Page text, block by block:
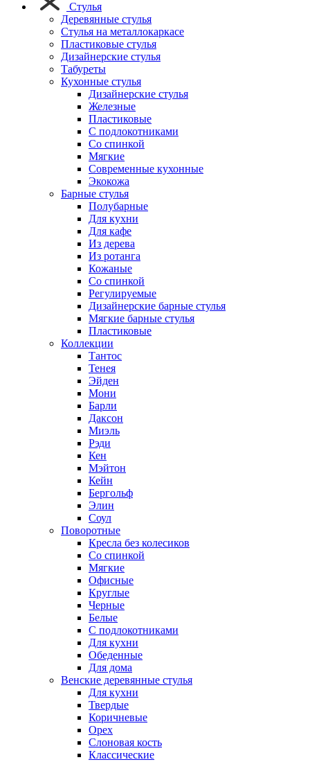
Стулья
Деревянные стулья
Стулья на металлокаркасе
Пластиковые стулья
Дизайнерские стулья
Табуреты
Кухонные стулья
Дизайнерские стулья
Железные
Пластиковые
С подлокотниками
Со спинкой
Мягкие
Современные кухонные
Экокожа
Барные стулья
Полубарные
Для кухни
Для кафе
Из дерева
Из ротанга
Кожаные
Со спинкой
Регулируемые
Дизайнерские барные стулья
Мягкие барные стулья
Пластиковые
Коллекции
Тантос
Тенея
Эйден
Мони
Барли
Даксон
Миэль
Рэди
Кен
Мэйтон
Кейн
Бергольф
Элин
Соул
Поворотные
Кресла без колесиков
Со спинкой
Мягкие
Офисные
Круглые
Черные
Белые
С подлокотниками
Для кухни
Обеденные
Для дома
Венские деревянные стулья
Для кухни
Твердые
Коричневые
Орех
Слоновая кость
Классические